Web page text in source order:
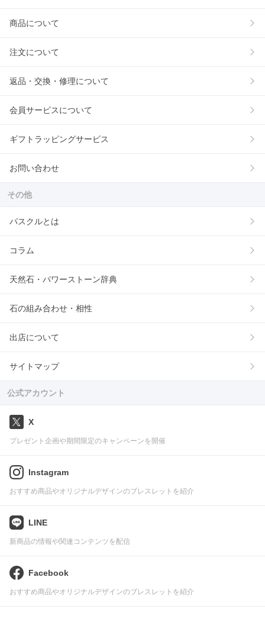
商品について
注文について
返品・交換・修理について
会員サービスについて
ギフトラッピングサービス
お問い合わせ
その他
パスクルとは
コラム
天然石・パワーストーン辞典
石の組み合わせ・相性
出店について
サイトマップ
公式アカウント
X
プレゼント企画や期間限定のキャンペーンを開催
Instagram
おすすめ商品やオリジナルデザインのブレスレットを紹介
LINE
新商品の情報や関連コンテンツを配信
Facebook
おすすめ商品やオリジナルデザインのブレスレットを紹介